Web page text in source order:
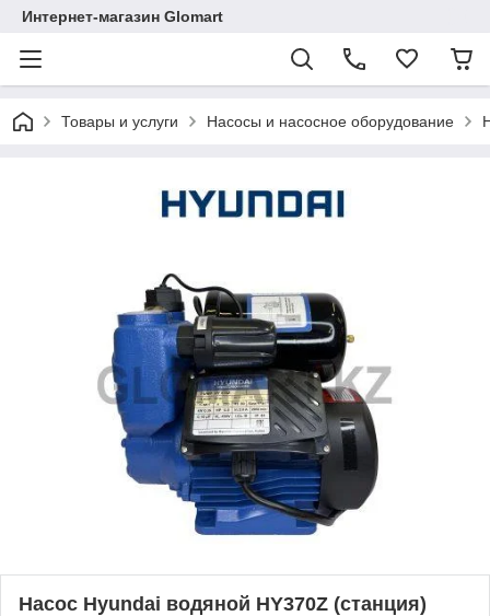
Интернет-магазин Glomart
Товары и услуги Насосы и насосное оборудование
Насос Hyundai водяной HY370Z (станция)